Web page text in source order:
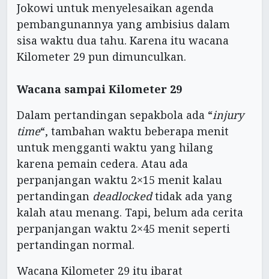
Jokowi untuk menyelesaikan agenda
pembangunannya yang ambisius dalam
sisa waktu dua tahu. Karena itu wacana
Kilometer 29 pun dimunculkan.
Wacana sampai Kilometer 29
Dalam pertandingan sepakbola ada “injury
time“, tambahan waktu beberapa menit
untuk mengganti waktu yang hilang
karena pemain cedera. Atau ada
perpanjangan waktu 2×15 menit kalau
pertandingan deadlockedtidak ada yang
kalah atau menang. Tapi, belum ada cerita
perpanjangan waktu 2×45 menit seperti
pertandingan normal.
Wacana Kilometer 29 itu ibarat